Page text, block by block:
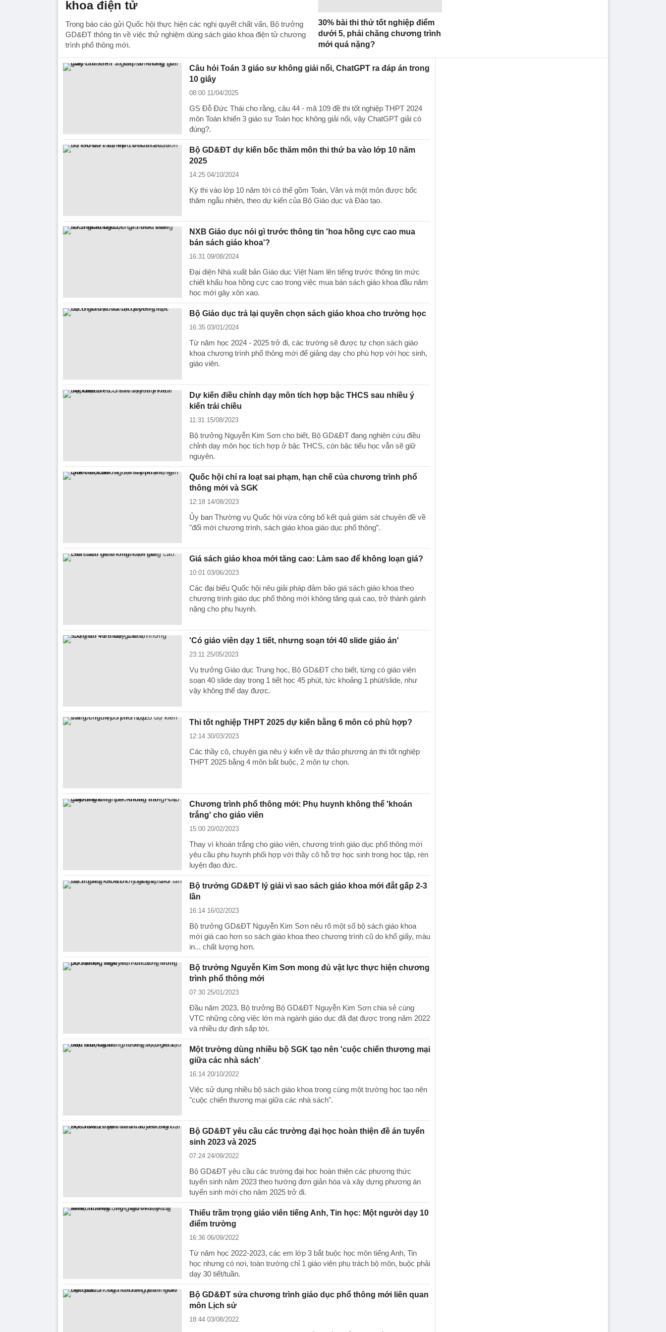
khoa điện tử
Trong báo cáo gửi Quốc hội thực hiện các nghị quyết chất vấn, Bộ trưởng
GD&ĐT thông tin về việc thử nghiệm dùng sách giáo khoa điện tử chương
trình phổ thông mới.
30% bài thi thử tốt nghiệp điểm
dưới 5, phải chăng chương trình
mới quá nặng?
Câu hỏi Toán 3 giáo sư không giải nổi, ChatGPT ra đáp án trong
10 giây
08:00 11/04/2025
GS Đỗ Đức Thái cho rằng, câu 44 - mã 109 đề thi tốt nghiệp THPT 2024
môn Toán khiến 3 giáo sư Toán học không giải nổi, vậy ChatGPT giải có
đúng?.
Bộ GD&ĐT dự kiến bốc thăm môn thi thứ ba vào lớp 10 năm
2025
14:25 04/10/2024
Kỳ thi vào lớp 10 năm tới có thể gồm Toán, Văn và một môn được bốc
thăm ngẫu nhiên, theo dự kiến của Bộ Giáo dục và Đào tạo.
NXB Giáo dục nói gì trước thông tin 'hoa hồng cực cao mua
bán sách giáo khoa'?
16:31 09/08/2024
Đại diện Nhà xuất bản Giáo dục Việt Nam lên tiếng trước thông tin mức
chiết khấu hoa hồng cực cao trong việc mua bán sách giáo khoa đầu năm
học mới gây xôn xao.
Bộ Giáo dục trả lại quyền chọn sách giáo khoa cho trường học
16:35 03/01/2024
Từ năm học 2024 - 2025 trở đi, các trường sẽ được tự chọn sách giáo
khoa chương trình phổ thông mới để giảng dạy cho phù hợp với học sinh,
giáo viên.
Dự kiến điều chỉnh dạy môn tích hợp bậc THCS sau nhiều ý
kiến trái chiều
11:31 15/08/2023
Bộ trưởng Nguyễn Kim Sơn cho biết, Bộ GD&ĐT đang nghiên cứu điều
chỉnh dạy môn học tích hợp ở bậc THCS, còn bậc tiểu học vẫn sẽ giữ
nguyên.
Quốc hội chỉ ra loạt sai phạm, hạn chế của chương trình phổ
thông mới và SGK
12:18 14/08/2023
Ủy ban Thường vụ Quốc hội vừa công bố kết quả giám sát chuyên đề về
"đổi mới chương trình, sách giáo khoa giáo dục phổ thông”.
Giá sách giáo khoa mới tăng cao: Làm sao để không loạn giá?
10:01 03/06/2023
Các đại biểu Quốc hội nêu giải pháp đảm bảo giá sách giáo khoa theo
chương trình giáo dục phổ thông mới không tăng quá cao, trở thành gánh
nặng cho phụ huynh.
'Có giáo viên dạy 1 tiết, nhưng soạn tới 40 slide giáo án'
23:11 25/05/2023
Vụ trưởng Giáo dục Trung học, Bộ GD&ĐT cho biết, từng có giáo viên
soạn 40 slide dạy trong 1 tiết học 45 phút, tức khoảng 1 phút/slide, như
vậy không thể dạy được.
Thi tốt nghiệp THPT 2025 dự kiến bằng 6 môn có phù hợp?
12:14 30/03/2023
Các thầy cô, chuyên gia nêu ý kiến về dự thảo phương án thi tốt nghiệp
THPT 2025 bằng 4 môn bắt buộc, 2 môn tự chọn.
Chương trình phổ thông mới: Phụ huynh không thể 'khoán
trắng' cho giáo viên
15:00 20/02/2023
Thay vì khoán trắng cho giáo viên, chương trình giáo dục phổ thông mới
yêu cầu phụ huynh phối hợp với thầy cô hỗ trợ học sinh trong học tập, rèn
luyện đạo đức.
Bộ trưởng GD&ĐT lý giải vì sao sách giáo khoa mới đắt gấp 2-3
lần
16:14 16/02/2023
Bộ trưởng GD&ĐT Nguyễn Kim Sơn nêu rõ một số bộ sách giáo khoa
mới giá cao hơn so sách giáo khoa theo chương trình cũ do khổ giấy, màu
in... chất lượng hơn.
Bộ trưởng Nguyễn Kim Sơn mong đủ vật lực thực hiện chương
trình phổ thông mới
07:30 25/01/2023
Đầu năm 2023, Bộ trưởng Bộ GD&ĐT Nguyễn Kim Sơn chia sẻ cùng
VTC những công việc lớn mà ngành giáo dục đã đạt được trong năm 2022
và nhiều dự định sắp tới.
Một trường dùng nhiều bộ SGK tạo nên 'cuộc chiến thương mại
giữa các nhà sách'
16:14 20/10/2022
Việc sử dụng nhiều bộ sách giáo khoa trong cùng một trường học tạo nên
"cuộc chiến thương mại giữa các nhà sách".
Bộ GD&ĐT yêu cầu các trường đại học hoàn thiện đề án tuyển
sinh 2023 và 2025
07:24 24/09/2022
Bộ GD&ĐT yêu cầu các trường đại học hoàn thiện các phương thức
tuyển sinh năm 2023 theo hướng đơn giản hóa và xây dựng phương án
tuyển sinh mới cho năm 2025 trở đi.
Thiếu trầm trọng giáo viên tiếng Anh, Tin học: Một người dạy 10
điểm trường
16:36 06/09/2022
Từ năm học 2022-2023, các em lớp 3 bắt buộc học môn tiếng Anh, Tin
học nhưng có nơi, toàn trường chỉ 1 giáo viên phụ trách bộ môn, buộc phải
dạy 30 tiết/tuần.
Bộ GD&ĐT sửa chương trình giáo dục phổ thông mới liên quan
môn Lịch sử
18:44 03/08/2022